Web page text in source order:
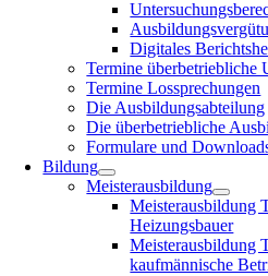
Digitales
Termine überbetriebliche
Termine Lossprechungen
Die Ausbildungsabteilung
Die überbetriebliche
Formulare und
Bildung
Meisterausbildung
Meisterausbildung
Heizungsbauer
Meisterausbildung
kaufmännische